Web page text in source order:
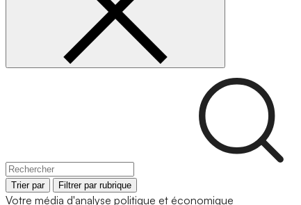
Trier par Filtrer par rubrique
Votre média d'analyse politique et économique